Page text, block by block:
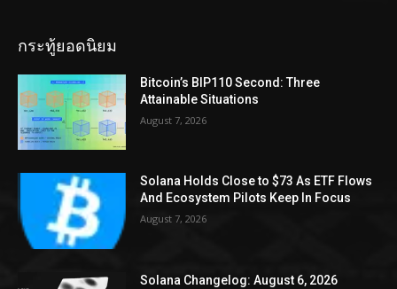
กระทู้ยอดนิยม
Bitcoin’s BIP110 Second: Three
Attainable Situations
August 7, 2026
Solana Holds Close to $73 As ETF Flows
And Ecosystem Pilots Keep In Focus
August 7, 2026
Solana Changelog: August 6, 2026